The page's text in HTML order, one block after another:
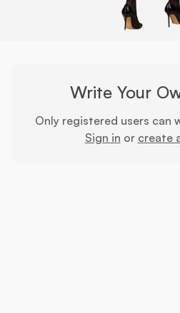
Write Your
Only registered users can
Sign in or create